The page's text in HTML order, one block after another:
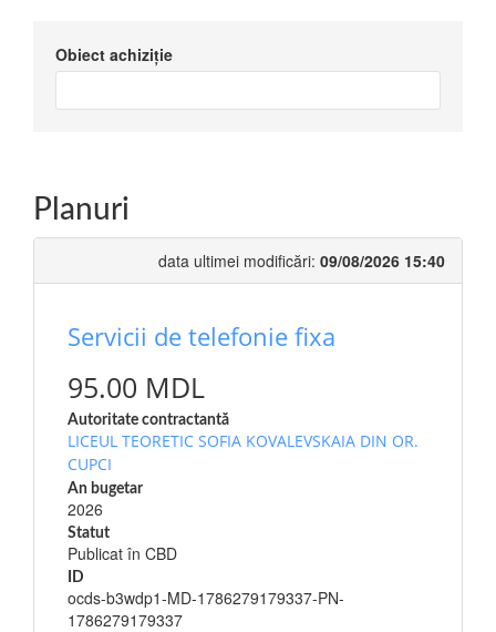
Obiect achiziție
Planuri
data ultimei modificări: 09/08/2026 15:40
Servicii de telefonie fixa
95.00 MDL
Autoritate contractantă
LICEUL TEORETIC SOFIA KOVALEVSKAIA DIN OR.
CUPCI
An bugetar
2026
Statut
Publicat în CBD
ID
ocds-b3wdp1-MD-1786279179337-PN-
1786279179337